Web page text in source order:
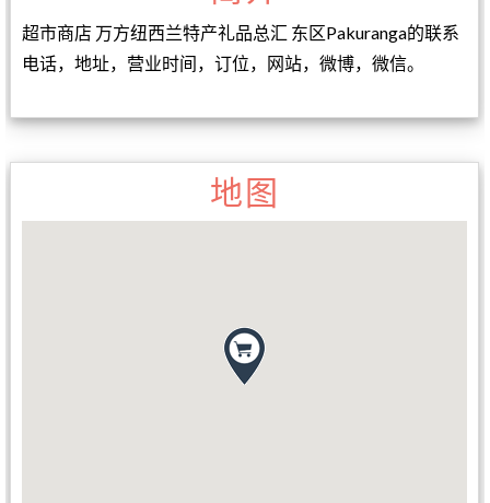
超市商店 万方纽西兰特产礼品总汇 东区Pakuranga的联系
电话，地址，营业时间，订位，网站，微博，微信。
地图